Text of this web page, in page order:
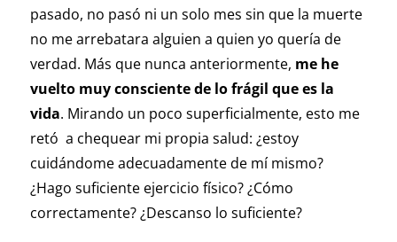
pasado, no pasó ni un solo mes sin que la muerte
no me arrebatara alguien a quien yo quería de
verdad. Más que nunca anteriormente, me he
vuelto muy consciente de lo frágil que es la
vida. Mirando un poco superficialmente, esto me
retó a chequear mi propia salud: ¿estoy
cuidándome adecuadamente de mí mismo?
¿Hago suficiente ejercicio físico? ¿Cómo
correctamente? ¿Descanso lo suficiente?